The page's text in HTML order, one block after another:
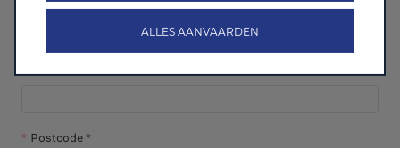
Postcode *
ALLES AANVAARDEN